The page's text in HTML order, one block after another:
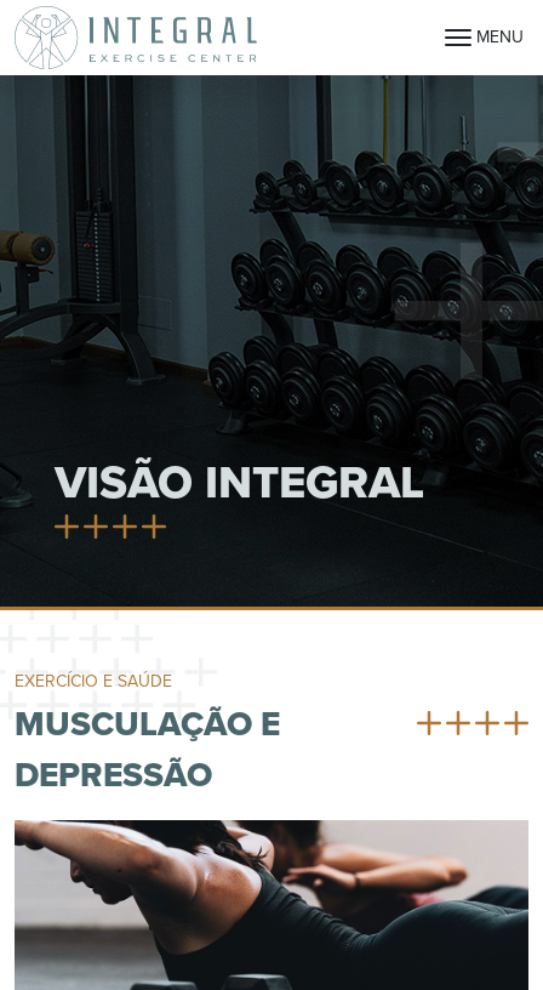
MENU
VISÃO INTEGRAL
EXERCÍCIO E SAÚDE
MUSCULAÇÃO E
DEPRESSÃO